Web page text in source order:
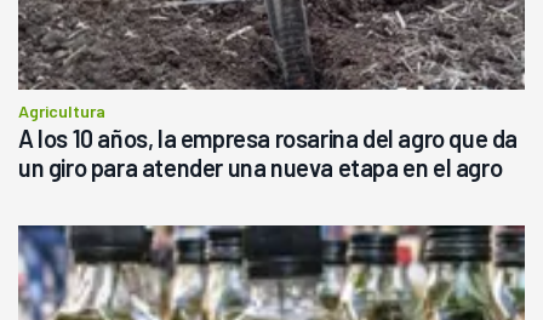
Agricultura
A los 10 años, la empresa rosarina del agro que da
un giro para atender una nueva etapa en el agro